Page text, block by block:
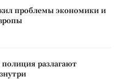
проблемы экономики и
разлагают